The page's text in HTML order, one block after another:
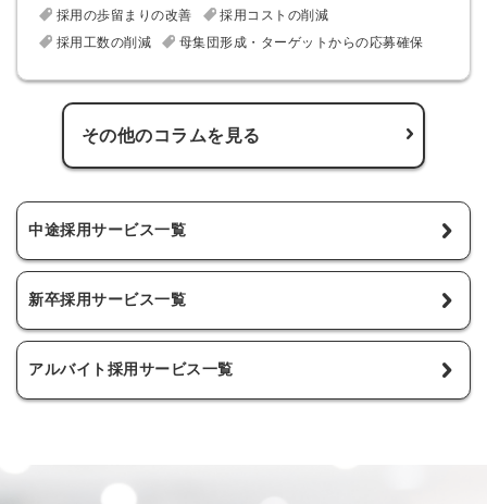
採用の歩留まりの改善
採用コストの削減
採用工数の削減
母集団形成・ターゲットからの応募確保
その他のコラムを見る
中途採用サービス一覧
新卒採用サービス一覧
アルバイト採用サービス一覧